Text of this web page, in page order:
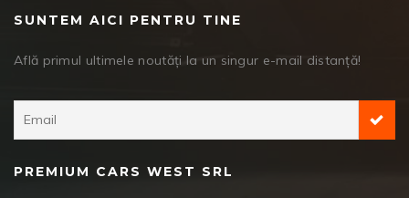
SUNTEM AICI PENTRU TINE
Află primul ultimele noutăți la un singur e-mail distanță!
PREMIUM CARS WEST SRL